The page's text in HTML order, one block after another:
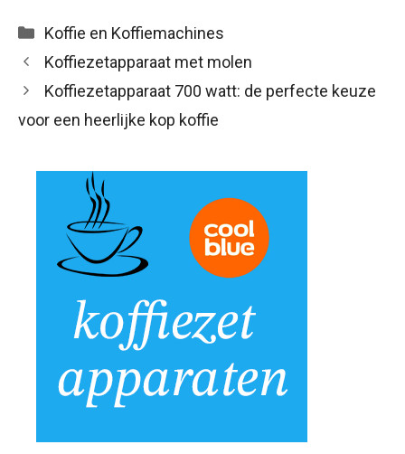
Categorieën
Koffie en Koffiemachines
Koffiezetapparaat met molen
Koffiezetapparaat 700 watt: de perfecte keuze
voor een heerlijke kop koffie